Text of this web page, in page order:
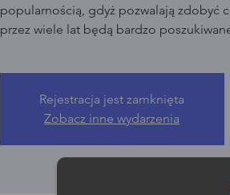
popularnością, gdyż pozwalają zdobyć
przez wiele lat będą bardzo
Rejestracja jest zamknięta
Zobacz inne wydarzenia
Możliwości